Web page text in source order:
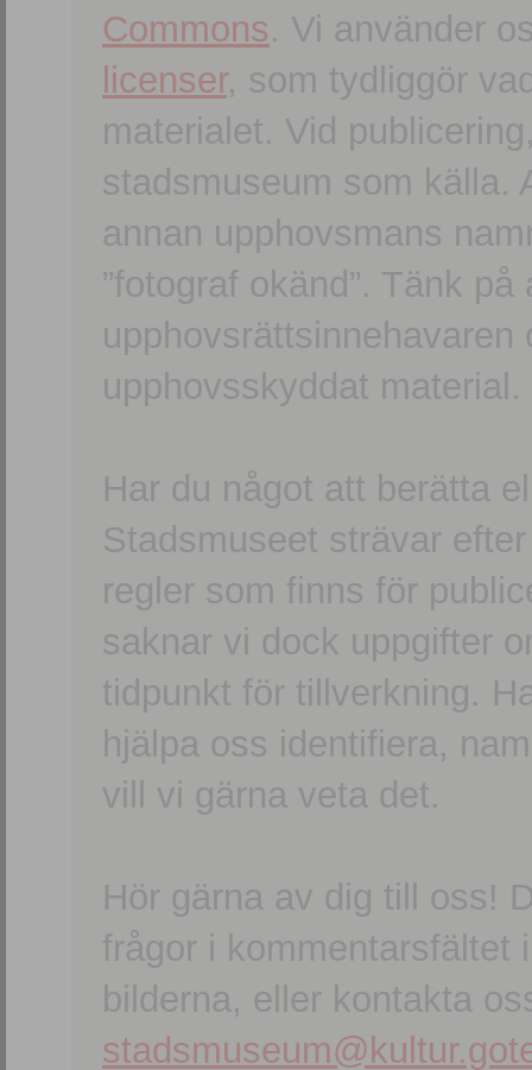
Commons. Vi använder
licenser, som tydliggör
materialet. Vid
stadsmuseum som källa.
annan upphovsmans
”fotograf okänd”. Tänk
upphovsskyddat material.
Har du något att berätta
Stadsmuseet strävar
regler som finns för
saknar vi dock uppgifter
tidpunkt för tillverkning.
hjälpa oss identifiera,
vill vi gärna veta det.
Hör gärna av dig till oss!
frågor i kommentarsfältet
bilderna, eller kontakta